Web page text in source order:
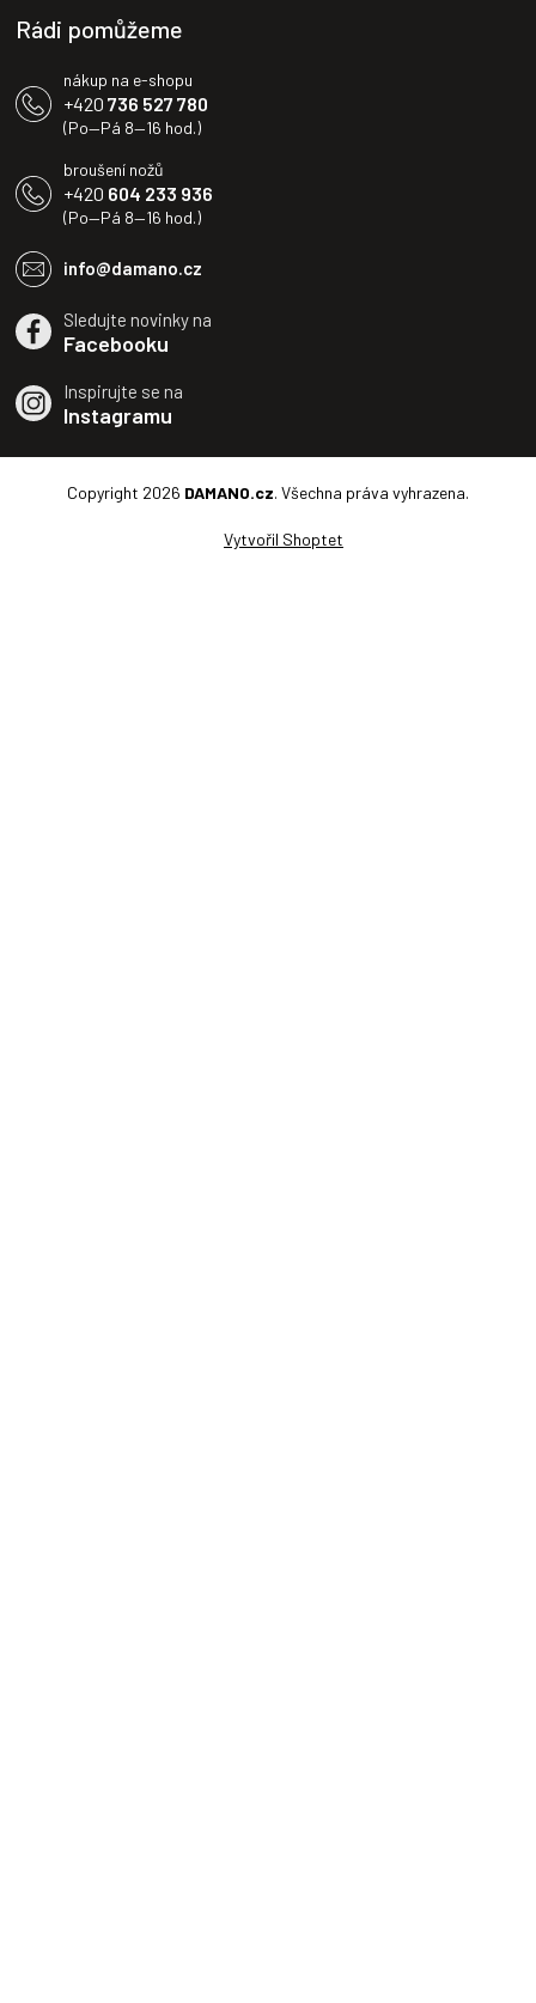
Rádi pomůžeme
nákup na e-shopu
+420 736 527 780
(Po—Pá 8—16 hod.)
broušení nožů
+420 604 233 936
(Po—Pá 8—16 hod.)
info@damano.cz
Sledujte novinky na
Facebooku
Inspirujte se na
Instagramu
Vytvořil Shoptet
Copyright 2026 DAMANO.cz. Všechna práva vyhrazena.